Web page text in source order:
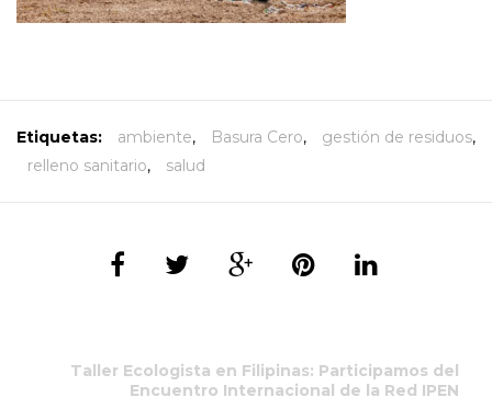
Etiquetas: ambiente, Basura Cero, gestión de residuos,
relleno sanitario, salud
Taller Ecologista en Filipinas: Participamos del
Encuentro Internacional de la Red IPEN